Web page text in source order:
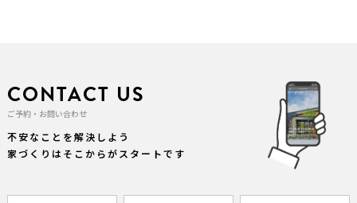
CONTACT US
ご予約・お問い合わせ
不安なことを解決しよう
家づくりはそこからがスタートです